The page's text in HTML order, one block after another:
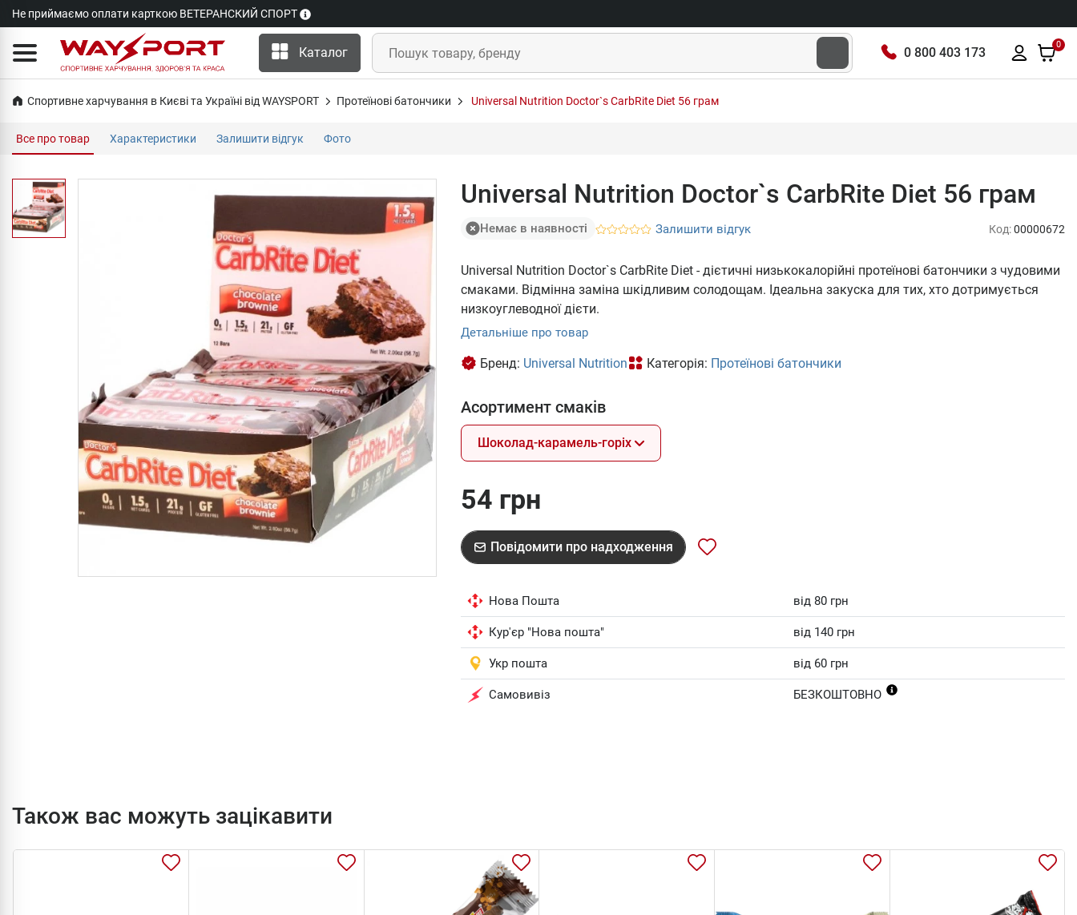
Не приймаємо оплати карткою ВЕТЕРАНСКИЙ СПОРТ
Каталог 0 800 403 173
0
Спортивне харчування в Києві та Україні від WAYSPORT Протеїнові батончики Universal Nutrition Doctor`s CarbRite Diet 56 грам
Все про товар Характеристики Залишити відгук Фото
Universal Nutrition Doctor`s CarbRite Diet 56 грам
Немає в наявності Залишити відгук Код:00000672
Universal Nutrition Doctor`s CarbRite Diet - дієтичні низькокалорійні протеїнові батончики з чудовими
смаками. Відмінна заміна шкідливим солодощам. Ідеальна закуска для тих, хто дотримується
низкоуглеводної дієти.
Детальніше про товар
Бренд: Universal Nutrition Категорія: Протеїнові батончики
Асортимент смаків
Шоколад-карамель-горіх
54 грн
Повідомити про надходження
Нова Пошта від 80 грн
Кур'єр "Нова пошта" від 140 грн
Укр пошта від 60 грн
Самовивіз БЕЗКОШТОВНО
Також вас можуть зацікавити